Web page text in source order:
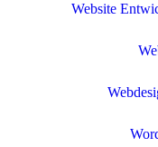
Website